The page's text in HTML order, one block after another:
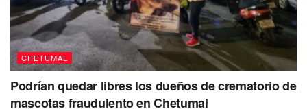
CHETUMAL
Podrían quedar libres los dueños de crematorio de
mascotas fraudulento en Chetumal